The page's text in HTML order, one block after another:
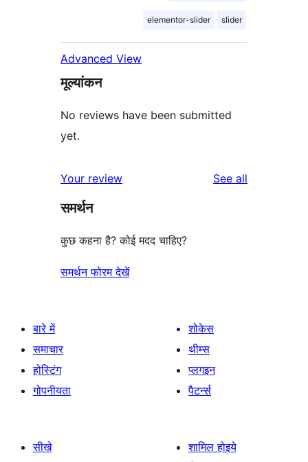
elementor-slider slider
Advanced View
मूल्यांकन
No reviews have been submitted
yet.
Your review See all
समर्थन
कुछ कहना है? कोई मदद चाहिए?
समर्थन फोरम देखें
बारे में
समाचार
होस्टिंग
गोपनीयता
शोकेस
थीम्स
प्लगइन
पैटर्न्स
सीखे
शामिल होइये